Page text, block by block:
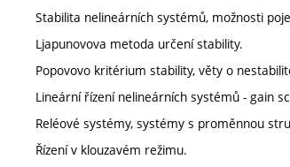
Stabilita nelineárních systémů, možnosti
Ljapunovova metoda určení stability.
Popovovo kritérium stability, věty o
Lineární řízení nelineárních systémů - gain
Reléové systémy, systémy s proměnnou
Řízení v klouzavém režimu.